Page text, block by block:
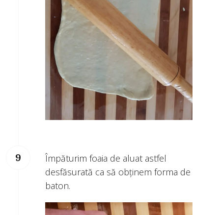
Împăturim foaia de aluat astfel
desfăsurată ca să obținem forma de
baton.